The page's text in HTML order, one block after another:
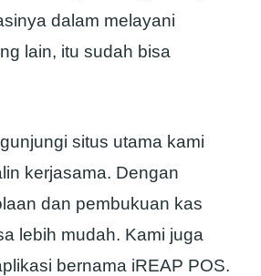
dalam melayani
lain, itu sudah bisa
situs utama kami
kerjasama. Dengan
dan pembukuan kas
lebih mudah. Kami juga
bernama iREAP POS.